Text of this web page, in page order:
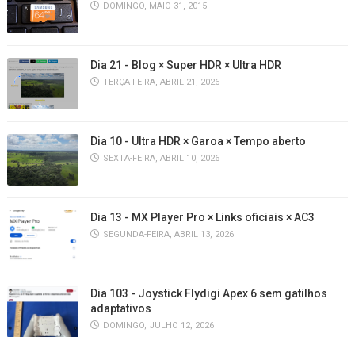
DOMINGO, MAIO 31, 2015
Dia 21 - Blog × Super HDR × Ultra HDR
TERÇA-FEIRA, ABRIL 21, 2026
Dia 10 - Ultra HDR × Garoa × Tempo aberto
SEXTA-FEIRA, ABRIL 10, 2026
Dia 13 - MX Player Pro × Links oficiais × AC3
SEGUNDA-FEIRA, ABRIL 13, 2026
Dia 103 - Joystick Flydigi Apex 6 sem gatilhos
adaptativos
DOMINGO, JULHO 12, 2026